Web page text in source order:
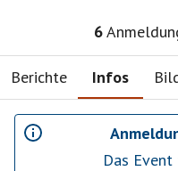
6
Berichte Infos
Das